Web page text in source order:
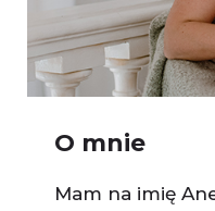
O mnie
Mam na imię